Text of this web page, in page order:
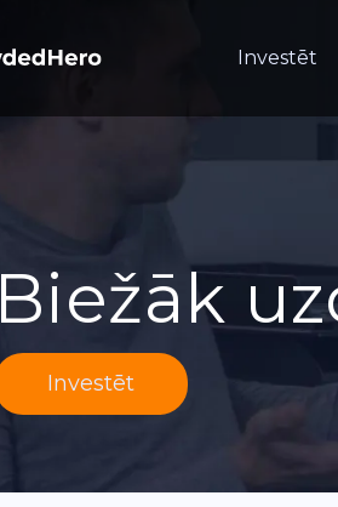
Investēt
Biežāk
Investēt